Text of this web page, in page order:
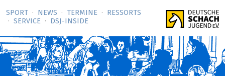
SPORT NEWS TERMINE
RESSORTS
SERVICE
DSJ-­INSIDE